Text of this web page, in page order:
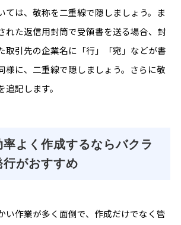
ては、敬称を二重線で隠しましょう。ま
れた返信用封筒で受領書を送る場合、封
取引先の企業名に「行」「宛」などが書
様に、二重線で隠しましょう。さらに敬
記します。
よく作成するならバクラ
行がおすすめ
い作業が多く面倒で、作成だけでなく管